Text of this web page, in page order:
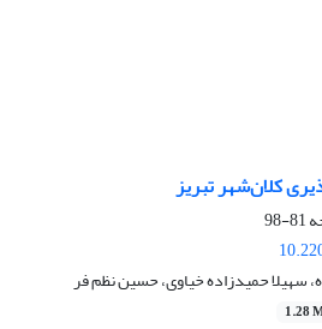
کلان‌شهر تبریز
81-98
سهیلا حمیدزاده خیاوی، حسین نظم فر
1.28